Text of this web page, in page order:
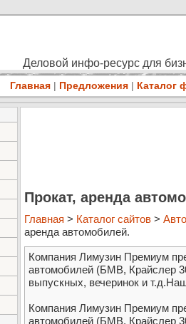
Деловой инфо-ресурс для
Главная | Предложения | Каталог
Прокат, аренда
Главная > Каталог сайтов >
аренда автомобилей.
Компания Лимузин Премиум
автомобилей (БМВ, Крайслер
выпускных, вечеринок и
Компания Лимузин Премиум
автомобилей (БМВ, Крайслер